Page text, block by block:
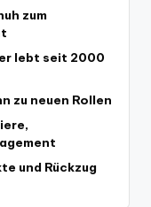
zum
lebt seit 2000
zu neuen Rollen
und Rückzug